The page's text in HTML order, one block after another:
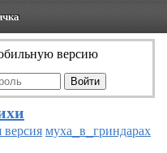
версию
муха_в_гриндарах